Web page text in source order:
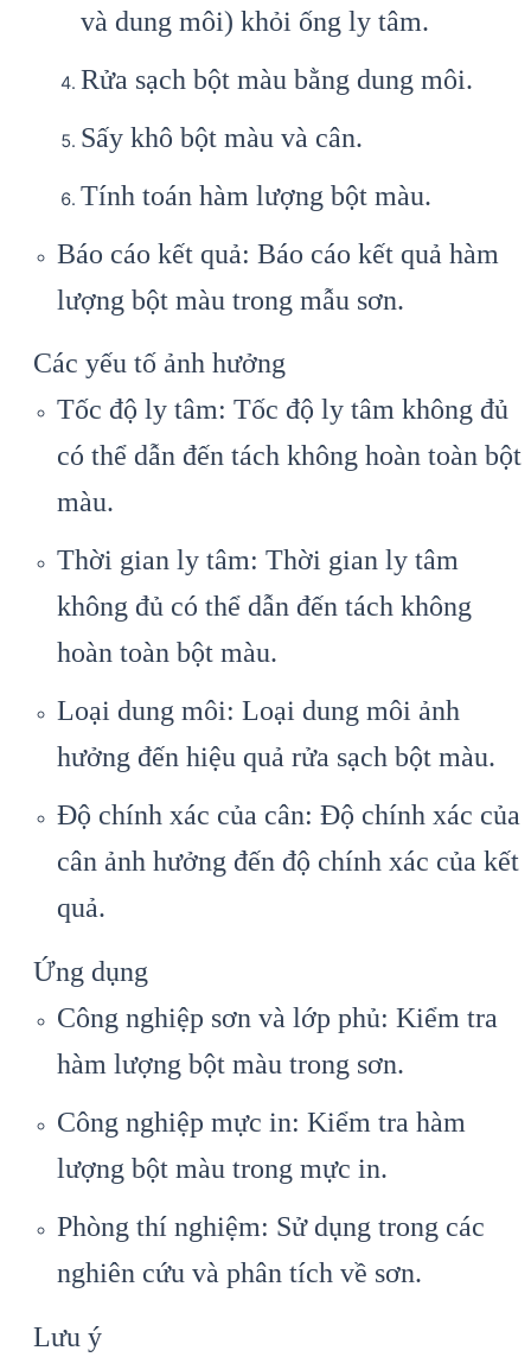
và dung môi) khỏi ống ly tâm.
Rửa sạch bột màu bằng dung môi.
Sấy khô bột màu và cân.
Tính toán hàm lượng bột màu.
Báo cáo kết quả: Báo cáo kết quả hàm
lượng bột màu trong mẫu sơn.
Các yếu tố ảnh hưởng
Tốc độ ly tâm: Tốc độ ly tâm không đủ
có thể dẫn đến tách không hoàn toàn bột
màu.
Thời gian ly tâm: Thời gian ly tâm
không đủ có thể dẫn đến tách không
hoàn toàn bột màu.
Loại dung môi: Loại dung môi ảnh
hưởng đến hiệu quả rửa sạch bột màu.
Độ chính xác của cân: Độ chính xác của
cân ảnh hưởng đến độ chính xác của kết
quả.
Ứng dụng
Công nghiệp sơn và lớp phủ: Kiểm tra
hàm lượng bột màu trong sơn.
Công nghiệp mực in: Kiểm tra hàm
lượng bột màu trong mực in.
Phòng thí nghiệm: Sử dụng trong các
nghiên cứu và phân tích về sơn.
Lưu ý